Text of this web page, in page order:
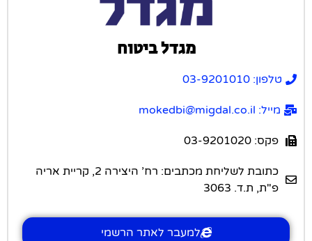
מגדל ביטוח
טלפון: 03-9201010
מייל: mokedbi@migdal.co.il
פקס: 03-9201020
כתובת לשליחת מכתבים: רח’ היצירה 2, קריית אריה
פ"ת, ת.ד. 3063
למעבר לאתר הרשמי